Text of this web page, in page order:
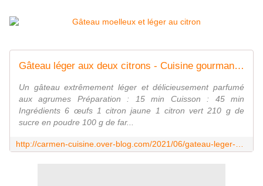
Gâteau léger aux deux citrons - Cuisine gourmande de Carmencita
Un gâteau extrêmement léger et délicieusement parfumé
aux agrumes Préparation : 15 min Cuisson : 45 min
Ingrédients 6 œufs 1 citron jaune 1 citron vert 210 g de
sucre en poudre 100 g de far...